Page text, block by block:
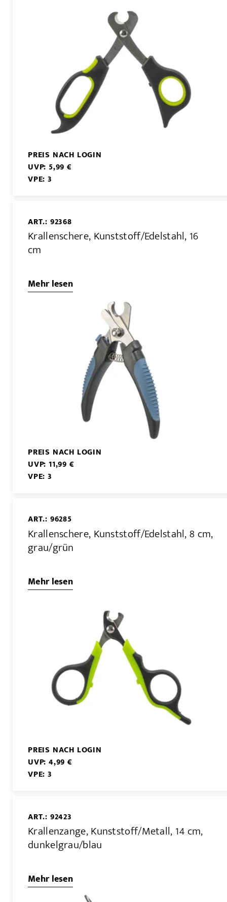
PREIS NACH LOGIN
UVP: 5,99 €
VPE: 3
ART.: 92368
Krallenschere, Kunststoff/Edelstahl, 16
cm
Mehr lesen
PREIS NACH LOGIN
UVP: 11,99 €
VPE: 3
ART.: 96285
Krallenschere, Kunststoff/Edelstahl, 8 cm,
grau/grün
Mehr lesen
PREIS NACH LOGIN
UVP: 4,99 €
VPE: 3
ART.: 92423
Krallenzange, Kunststoff/Metall, 14 cm,
dunkelgrau/blau
Mehr lesen